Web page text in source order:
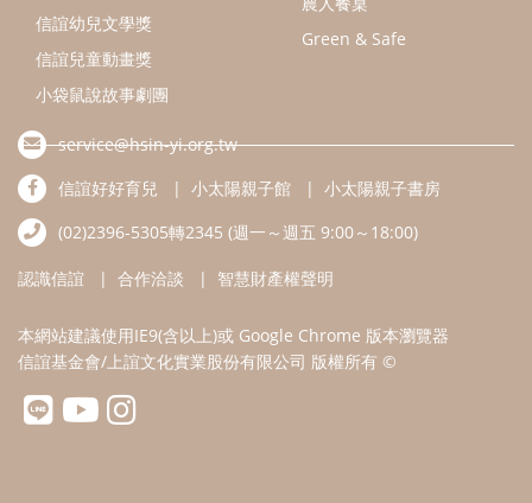
信誼幼兒文學獎
信誼兒童動畫獎
小袋鼠說故事劇團
Green & Safe
service@hsin-yi.org.tw
信誼好好育兒
小太陽親子館
小太陽親子書房
(02)2396-5305轉2345 (週一～週五 9:00～18:00)
認識信誼 合作洽談 智慧財產權聲明
本網站建議使用IE9(含以上)或 Google Chrome 版本瀏覽器
信誼基金會/上誼文化實業股份有限公司 版權所有 ©